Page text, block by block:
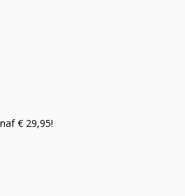
€ 29,95!